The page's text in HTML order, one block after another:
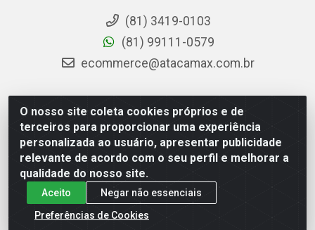
O nosso site coleta cookies próprios e de
terceiros para proporcionar uma experiência
personalizada ao usuário, apresentar publicidade
relevante de acordo com o seu perfil e melhorar a
qualidade do nosso site.
Aceito
Negar não essenciais
Preferências de Cookies
(81) 3419-0103
(81) 99111-0579
ecommerce@atacamax.com.br
Atacamax Importadora de Alimentos LTDA - RODOVIA BR-
101 - SUL, KM 79,60 GP E GALPAO:D - Muribeca, Jaboatão dos
Guararapes - PE, 54355-010 - CNPJ 08.305.623/0001-84